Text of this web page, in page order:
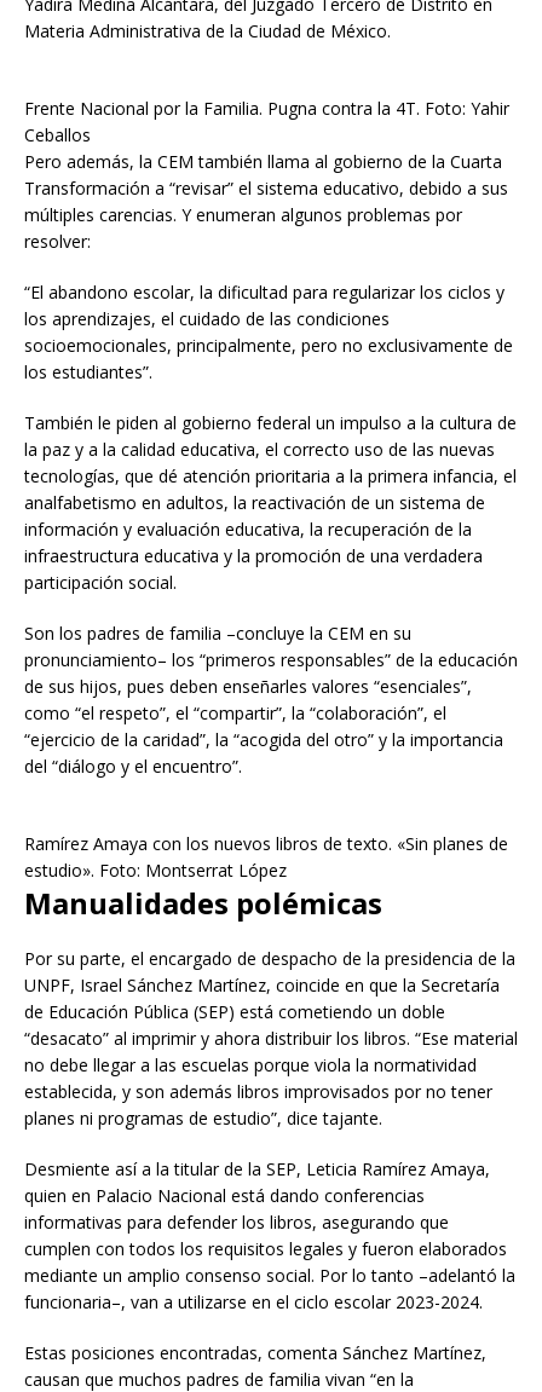
Materia Administrativa de la Ciudad de México.
Frente Nacional por la Familia. Pugna contra la 4T. Foto: Yahir
Ceballos
Pero además, la CEM también llama al gobierno de la Cuarta
Transformación a “revisar” el sistema educativo, debido a sus
múltiples carencias. Y enumeran algunos problemas por
resolver:
“El abandono escolar, la dificultad para regularizar los ciclos y
los aprendizajes, el cuidado de las condiciones
socioemocionales, principalmente, pero no exclusivamente de
los estudiantes”.
También le piden al gobierno federal un impulso a la cultura de
la paz y a la calidad educativa, el correcto uso de las nuevas
tecnologías, que dé atención prioritaria a la primera infancia, el
analfabetismo en adultos, la reactivación de un sistema de
información y evaluación educativa, la recuperación de la
infraestructura educativa y la promoción de una verdadera
participación social.
Son los padres de familia –concluye la CEM en su
pronunciamiento– los “primeros responsables” de la educación
de sus hijos, pues deben enseñarles valores “esenciales”,
como “el respeto”, el “compartir”, la “colaboración”, el
“ejercicio de la caridad”, la “acogida del otro” y la importancia
del “diálogo y el encuentro”.
Ramírez Amaya con los nuevos libros de texto. «Sin planes de
estudio». Foto: Montserrat López
Manualidades polémicas
Por su parte, el encargado de despacho de la presidencia de la
UNPF, Israel Sánchez Martínez, coincide en que la Secretaría
de Educación Pública (SEP) está cometiendo un doble
“desacato” al imprimir y ahora distribuir los libros. “Ese material
no debe llegar a las escuelas porque viola la normatividad
establecida, y son además libros improvisados por no tener
planes ni programas de estudio”, dice tajante.
Desmiente así a la titular de la SEP, Leticia Ramírez Amaya,
quien en Palacio Nacional está dando conferencias
informativas para defender los libros, asegurando que
cumplen con todos los requisitos legales y fueron elaborados
mediante un amplio consenso social. Por lo tanto –adelantó la
funcionaria–, van a utilizarse en el ciclo escolar 2023-2024.
Estas posiciones encontradas, comenta Sánchez Martínez,
causan que muchos padres de familia vivan “en la